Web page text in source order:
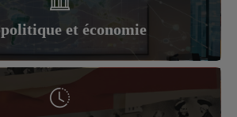
et économie